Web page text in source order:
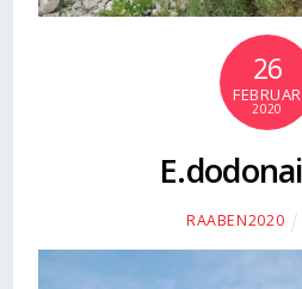
26
FEBRUAR
2020
RAABEN2020